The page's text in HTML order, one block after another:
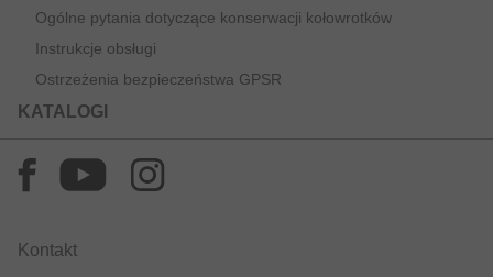
Ogólne pytania dotyczące konserwacji kołowrotków
Instrukcje obsługi
Ostrzeżenia bezpieczeństwa GPSR
KATALOGI
Kontakt